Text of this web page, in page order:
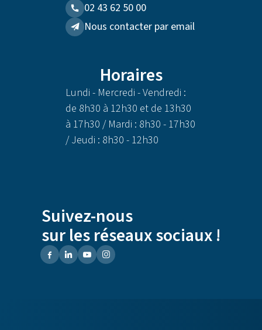
02 43 62 50 00
Nous contacter par email
Horaires
Lundi - Mercredi - Vendredi :
de 8h30 à 12h30 et de 13h30
à 17h30 / Mardi : 8h30 - 17h30
/ Jeudi : 8h30 - 12h30
Suivez-nous
sur les réseaux sociaux !